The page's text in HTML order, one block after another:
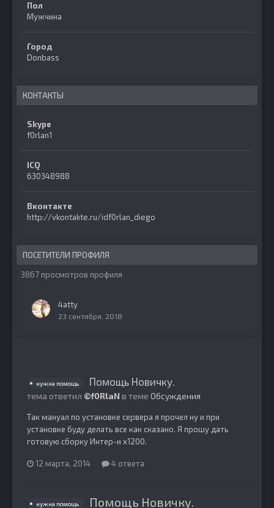
Пол
Мужчина
Город
Donbass
КОНТАКТЫ
Skype
f0rlan1
ICQ
630348988
Вконтакте
http://vkontakte.ru/idf0rlan_diego
ПОСЕТИТЕЛИ ПРОФИЛЯ
3867 просмотров профиля
4atty
23 сентября, 2018
нужна помощь Помощь Новичку.
тема ответил ©f0RlaN в теме Обсуждения
Так мануал по установке сервера я прочел ну и при
установке буду делать все как сказано. Я прошу дать
готовую сборку Интер-и х1200.
12 марта, 2014 4 ответа
нужна помощь Помощь Новичку.